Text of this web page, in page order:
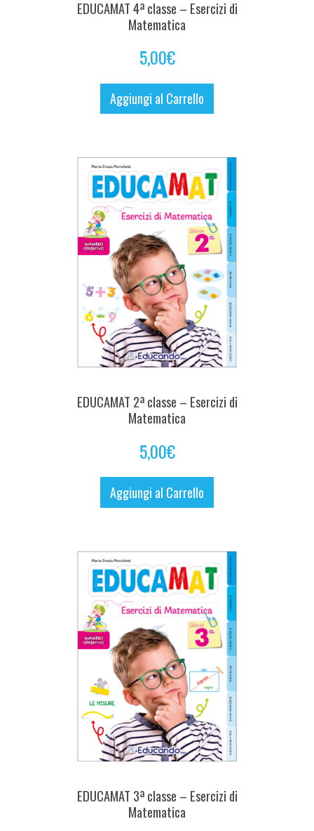
EDUCAMAT 4ª classe – Esercizi di
Matematica
5,00€
Aggiungi al Carrello
EDUCAMAT 2ª classe – Esercizi di
Matematica
5,00€
Aggiungi al Carrello
EDUCAMAT 3ª classe – Esercizi di
Matematica